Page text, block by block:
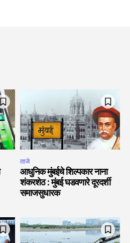
ताजे
आधुनिक मुंबईचे शिल्पकार नाना
शंकरशेठ : मुंबई घडवणारे दूरदर्शी
समाजसुधारक